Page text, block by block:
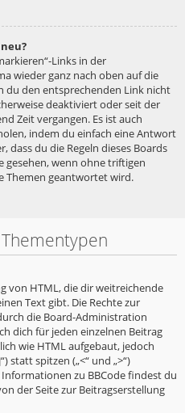
Links in der
wieder ganz nach oben auf die
du den entsprechenden Link nicht
deaktiviert oder seit der
Zeit vergangen. Es ist auch
indem du einfach eine Antwort
dass du die Regeln dieses Boards
gesehen, wenn ohne triftigen
Themen geantwortet wird.
von HTML, die dir weitreichende
Text gibt. Die Rechte zur
die Board-Administration
dich für jeden einzelnen Beitrag
wie HTML aufgebaut, jedoch
statt spitzen („<“ und „>“)
zu BBCode findest du
der Seite zur Beitragserstellung